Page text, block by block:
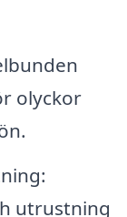
olyckor
utrustning